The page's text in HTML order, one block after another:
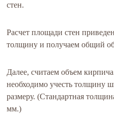
стен.
Расчет площади стен
толщину и получаем общий
Далее, считаем объем
необходимо учесть толщину
размеру. (Стандартная
мм.)